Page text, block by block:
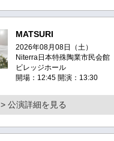
MATSURI
2026年08月08日（土）
Niterra日本特殊陶業市民会館
ビレッジホール
開場：12:45 開演：13:30
> 公演詳細を見る